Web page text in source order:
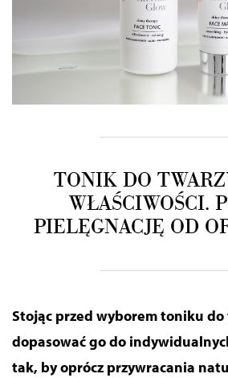
TONIK DO
WŁAŚCIWOŚCI.
PIELĘGNACJĘ OD
Stojąc przed wyborem toniku
dopasować go do
tak, by oprócz przywracania